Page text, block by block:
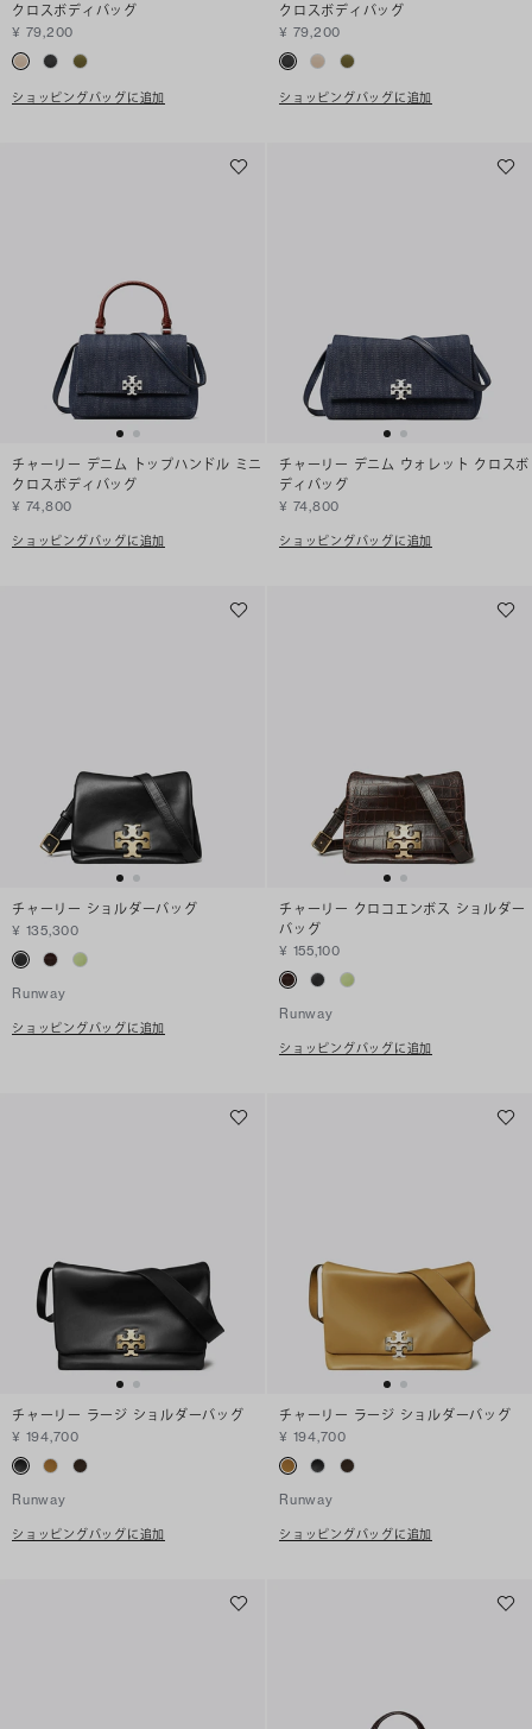
クロスボディバッグ
¥ 79,200
ショッピングバッグに追加
クロスボディバッグ
¥ 79,200
ショッピングバッグに追加
チャーリー デニム トップハンドル ミニ
クロスボディバッグ
¥ 74,800
ショッピングバッグに追加
チャーリー デニム ウォレット クロスボ
ディバッグ
¥ 74,800
ショッピングバッグに追加
チャーリー ショルダーバッグ
¥ 135,300
Runway
ショッピングバッグに追加
チャーリー クロコエンボス ショルダー
バッグ
¥ 155,100
Runway
ショッピングバッグに追加
チャーリー ラージ ショルダーバッグ
¥ 194,700
Runway
ショッピングバッグに追加
チャーリー ラージ ショルダーバッグ
¥ 194,700
Runway
ショッピングバッグに追加